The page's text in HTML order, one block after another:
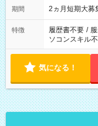
期間 2ヵ月短期大募
特徴 履歴書不要 /
ソコンスキル
気になる！